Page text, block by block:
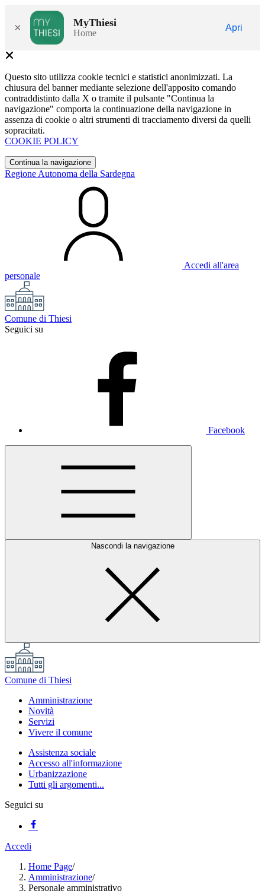
× MyThiesi
Home
Apri
Questo sito utilizza cookie tecnici e statistici anonimizzati. La
chiusura del banner mediante selezione dell'apposito comando
contraddistinto dalla X o tramite il pulsante "Continua la
navigazione" comporta la continuazione della navigazione in
assenza di cookie o altri strumenti di tracciamento diversi da quelli
sopracitati.
COOKIE POLICY
Continua la navigazione
Regione Autonoma della Sardegna
Accedi all'area
personale
Comune di Thiesi
Seguici su
Facebook
Nascondi la navigazione
Comune di Thiesi
Amministrazione
Novità
Servizi
Vivere il comune
Assistenza sociale
Accesso all'informazione
Urbanizzazione
Tutti gli argomenti...
Seguici su
Accedi
Home Page/
Amministrazione/
Personale amministrativo